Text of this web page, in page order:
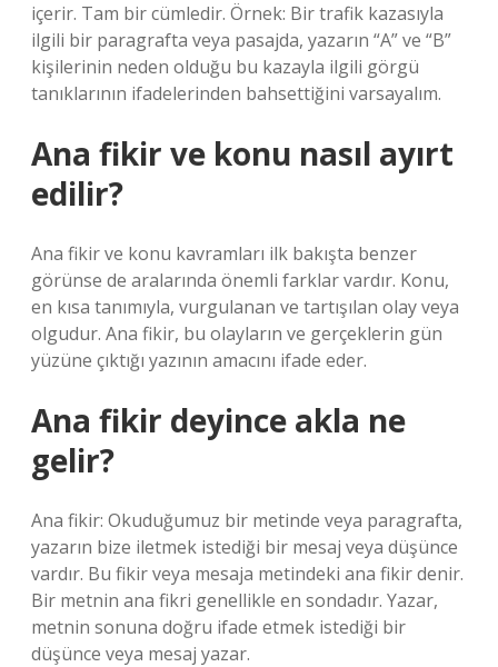
içerir. Tam bir cümledir. Örnek: Bir trafik kazasıyla
ilgili bir paragrafta veya pasajda, yazarın “A” ve “B”
kişilerinin neden olduğu bu kazayla ilgili görgü
tanıklarının ifadelerinden bahsettiğini varsayalım.
Ana fikir ve konu nasıl ayırt
edilir?
Ana fikir ve konu kavramları ilk bakışta benzer
görünse de aralarında önemli farklar vardır. Konu,
en kısa tanımıyla, vurgulanan ve tartışılan olay veya
olgudur. Ana fikir, bu olayların ve gerçeklerin gün
yüzüne çıktığı yazının amacını ifade eder.
Ana fikir deyince akla ne
gelir?
Ana fikir: Okuduğumuz bir metinde veya paragrafta,
yazarın bize iletmek istediği bir mesaj veya düşünce
vardır. Bu fikir veya mesaja metindeki ana fikir denir.
Bir metnin ana fikri genellikle en sondadır. Yazar,
metnin sonuna doğru ifade etmek istediği bir
düşünce veya mesaj yazar.